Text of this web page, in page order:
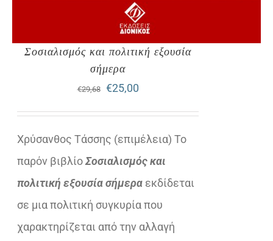
Σοσιαλισμός και πολιτική εξουσία
σήμερα
€29,68
Original
price
€29,68.
€25,00Η
τρέχουσα
τιμή
είναι:
€25,00.
Χρύσανθος Τάσσης (επιμέλεια) Το
παρόν βιβλίοΣοσιαλισμός και
πολιτική εξουσία σήμερα εκδίδεται
σε μια πολιτική συγκυρία που
χαρακτηρίζεται από την αλλαγή